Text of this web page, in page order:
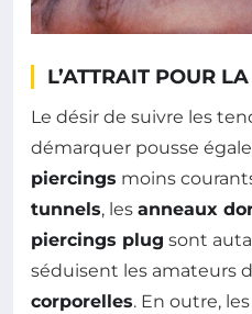
L’ATTRAIT POUR
Le désir de suivre les
démarquer pousse
piercings moins
tunnels, les anneaux
piercings plug sont
séduisent les amateurs
corporelles. En outre,